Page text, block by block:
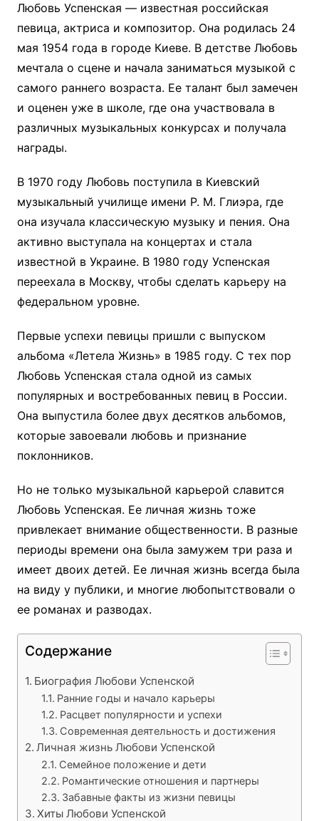
Любовь Успенская — известная российская
певица, актриса и композитор. Она родилась 24
мая 1954 года в городе Киеве. В детстве Любовь
мечтала о сцене и начала заниматься музыкой с
самого раннего возраста. Ее талант был замечен
и оценен уже в школе, где она участвовала в
различных музыкальных конкурсах и получала
награды.
В 1970 году Любовь поступила в Киевский
музыкальный училище имени Р. М. Глиэра, где
она изучала классическую музыку и пения. Она
активно выступала на концертах и стала
известной в Украине. В 1980 году Успенская
переехала в Москву, чтобы сделать карьеру на
федеральном уровне.
Первые успехи певицы пришли с выпуском
альбома «Летела Жизнь» в 1985 году. С тех пор
Любовь Успенская стала одной из самых
популярных и востребованных певиц в России.
Она выпустила более двух десятков альбомов,
которые завоевали любовь и признание
поклонников.
Но не только музыкальной карьерой славится
Любовь Успенская. Ее личная жизнь тоже
привлекает внимание общественности. В разные
периоды времени она была замужем три раза и
имеет двоих детей. Ее личная жизнь всегда была
на виду у публики, и многие любопытствовали о
ее романах и разводах.
Содержание
Биография Любови Успенской
Ранние годы и начало карьеры
Расцвет популярности и успехи
Современная деятельность и достижения
Личная жизнь Любови Успенской
Семейное положение и дети
Романтические отношения и партнеры
Забавные факты из жизни певицы
Хиты Любови Успенской